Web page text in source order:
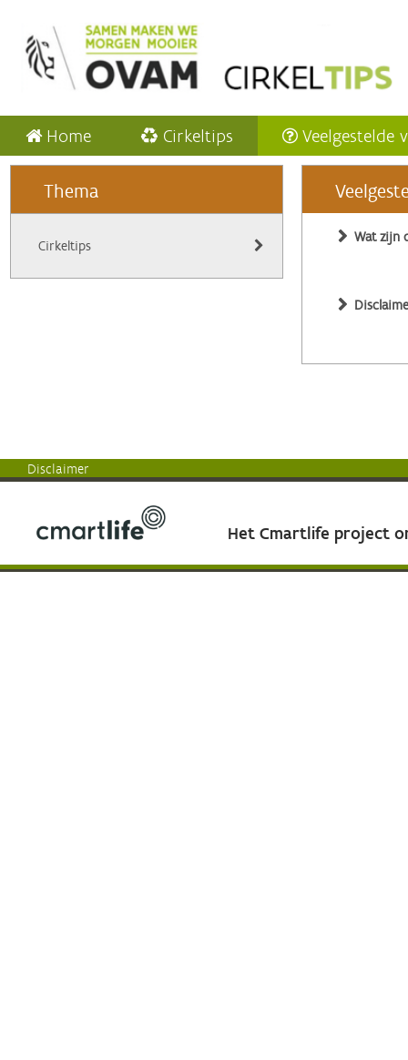
Home Cirkeltips Veelgestelde
Thema
Cirkeltips
Wat zijn
Disclaimer
Het Cmartlife project